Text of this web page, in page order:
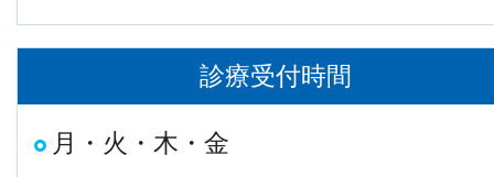
診療受付時間
月・火・木・金